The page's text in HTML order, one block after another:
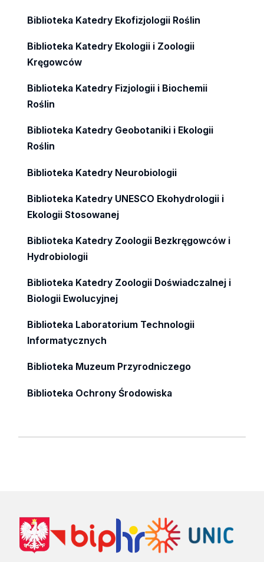
Biblioteka Katedry Ekofizjologii Roślin
Biblioteka Katedry Ekologii i Zoologii
Kręgowców
Biblioteka Katedry Fizjologii i Biochemii
Roślin
Biblioteka Katedry Geobotaniki i Ekologii
Roślin
Biblioteka Katedry Neurobiologii
Biblioteka Katedry UNESCO Ekohydrologii i
Ekologii Stosowanej
Biblioteka Katedry Zoologii Bezkręgowców i
Hydrobiologii
Biblioteka Katedry Zoologii Doświadczalnej i
Biologii Ewolucyjnej
Biblioteka Laboratorium Technologii
Informatycznych
Biblioteka Muzeum Przyrodniczego
Biblioteka Ochrony Środowiska